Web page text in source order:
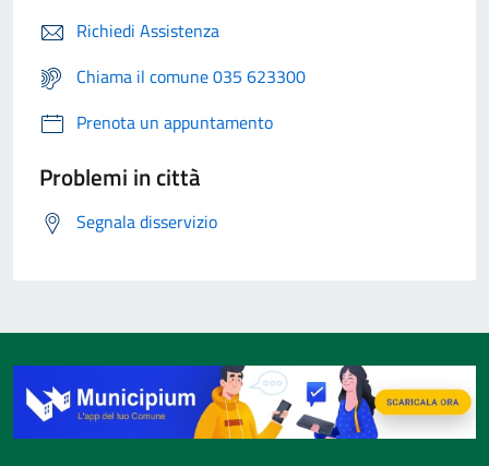
Richiedi Assistenza
Chiama il comune 035 623300
Prenota un appuntamento
Problemi in città
Segnala disservizio